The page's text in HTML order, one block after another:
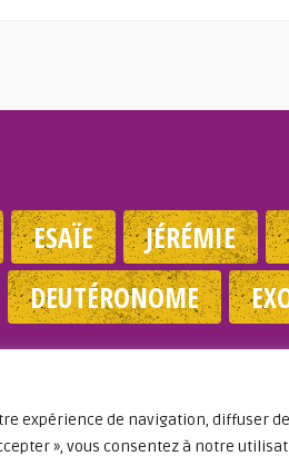
expérience de navigation, diffuser
», vous consentez à notre
ESAÏE JÉRÉMIE
DEUTÉRONOME